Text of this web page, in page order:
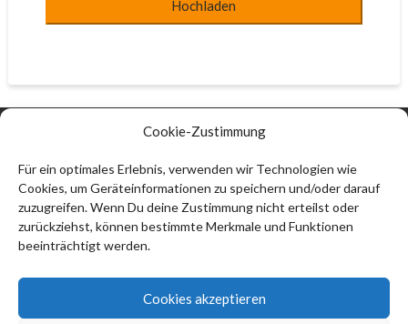
Cookie-Zustimmung
Für ein optimales Erlebnis, verwenden wir Technologien wie
Cookies, um Geräteinformationen zu speichern und/oder darauf
zuzugreifen. Wenn Du deine Zustimmung nicht erteilst oder
zurückziehst, können bestimmte Merkmale und Funktionen
beeinträchtigt werden.
Cookies akzeptieren
Hochladen
Thomas Ströbel
74912 Kirchardt
info@thomas-stroebel.de
Impressum
Datenschutzerklärung (EU)